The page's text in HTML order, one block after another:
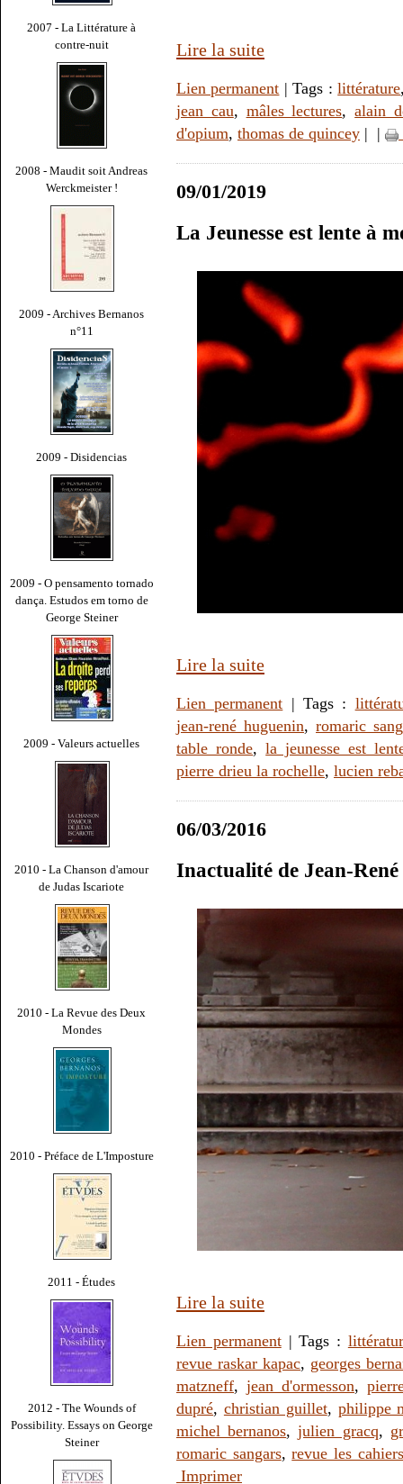
2007 - La Littérature à
contre-nuit
2008 - Maudit soit Andreas
Werckmeister !
2009 - Archives Bernanos
n°11
2009 - Disidencias
2009 - O pensamento tornado
dança. Estudos em torno de
George Steiner
2009 - Valeurs actuelles
2010 - La Chanson d'amour
de Judas Iscariote
2010 - La Revue des Deux
Mondes
2010 - Préface de L'Imposture
2011 - Études
2012 - The Wounds of
Possibility. Essays on George
Steiner
Lire la suite
Lien permanent | Tags :littérature
jean cau, mâles lectures,alain
d'opium, thomas de quincey | |
09/01/2019
La Jeunesse est lente à
Lire la suite
Lien permanent | Tags :
jean-rené huguenin, romaric
table ronde,la jeunesse est
pierre drieu la rochelle, lucien
06/03/2016
Inactualité de Jean-
Lire la suite
Lien permanent| Tags :
revue raskar kapac, georges
matzneff, jean d'ormesson,
dupré, christian guillet, philippe
michel bernanos,julien gracq,
romaric sangars,revue les
Imprimer